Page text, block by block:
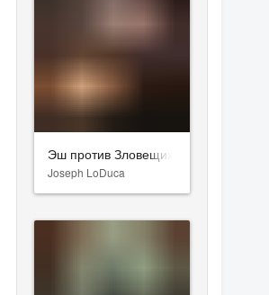
Эш против Зловещих мертвецов
Joseph LoDuca